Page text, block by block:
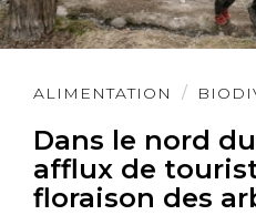
ALIMENTATION
Dans le nord
afflux de
floraison des
Lire